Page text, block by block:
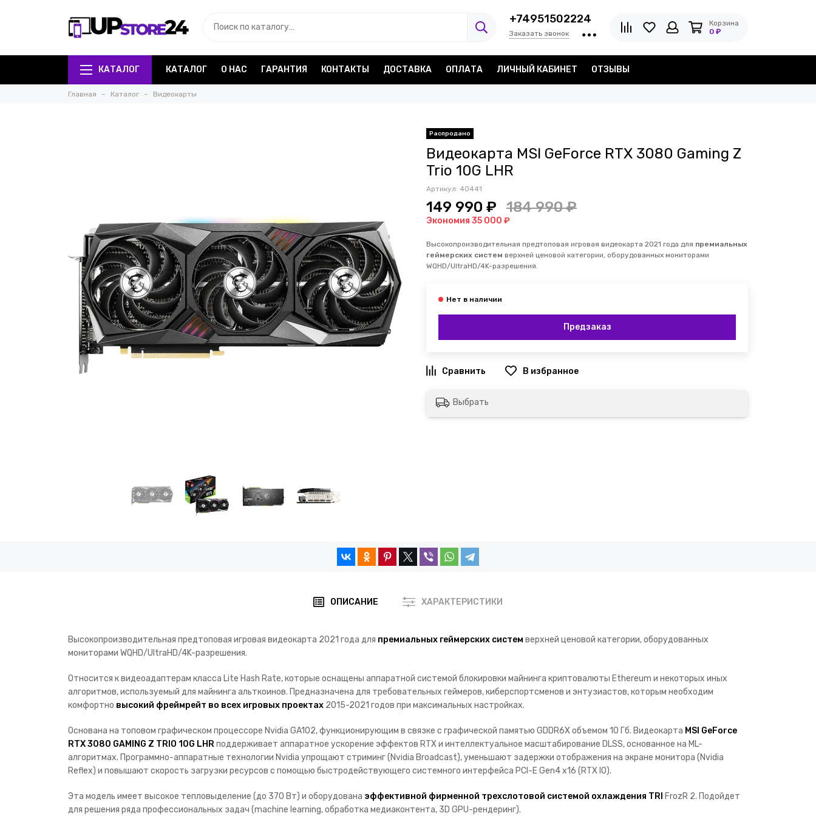
+74951502224
Заказать звонок
Корзина
0 ₽
КАТАЛОГ КАТАЛОГ О НАС ГАРАНТИЯ КОНТАКТЫ ДОСТАВКА ОПЛАТА ЛИЧНЫЙ КАБИНЕТ ОТЗЫВЫ
Главная Каталог Видеокарты
Распродано
Видеокарта MSI GeForce RTX 3080 Gaming Z
Trio 10G LHR
Артикул: 40441
149 990 ₽ 184 990 ₽
Экономия 35 000 ₽
Высокопроизводительная предтоповая игровая видеокарта 2021 года для премиальных
геймерских систем верхней ценовой категории, оборудованных мониторами
WQHD/UltraHD/4K-разрешения.
Предзаказ
Выбрать
ОПИСАНИЕ ХАРАКТЕРИСТИКИ
Высокопроизводительная предтоповая игровая видеокарта 2021 года для премиальных геймерских систем верхней ценовой категории, оборудованных
мониторами WQHD/UltraHD/4K-разрешения.
Относится к видеоадаптерам класса Lite Hash Rate, которые оснащены аппаратной системой блокировки майнинга криптовалюты Ethereum и некоторых иных
алгоритмов, используемый для майнинга альткоинов. Предназначена для требовательных геймеров, киберспортсменов и энтузиастов, которым необходим
комфортно высокий фреймрейт во всех игровых проектах 2015-2021 годов при максимальных настройках.
Основана на топовом графическом процессоре Nvidia GA102, функционирующим в связке с графической памятью GDDR6X объемом 10 Гб. Видеокарта MSI GeForce
RTX 3080 GAMING Z TRIO 10G LHRподдерживает аппаратное ускорение эффектов RTX и интеллектуальное масштабирование DLSS, основанное на ML-
алгоритмах. Программно-аппаратные технологии Nvidia упрощают стриминг (Nvidia Broadcast), уменьшают задержки отображения на экране монитора (Nvidia
Reflex) и повышают скорость загрузки ресурсов с помощью быстродействующего системного интерфейса PCI-E Gen4 x16 (RTX IO).
Эта модель имеет высокое тепловыделение (до 370 Вт) и оборудована эффективной фирменной трехслотовой системой охлаждения TRI FrozR 2. Подойдет
для решения ряда профессиональных задач (machine learning, обработка медиаконтента, 3D GPU-рендеринг).